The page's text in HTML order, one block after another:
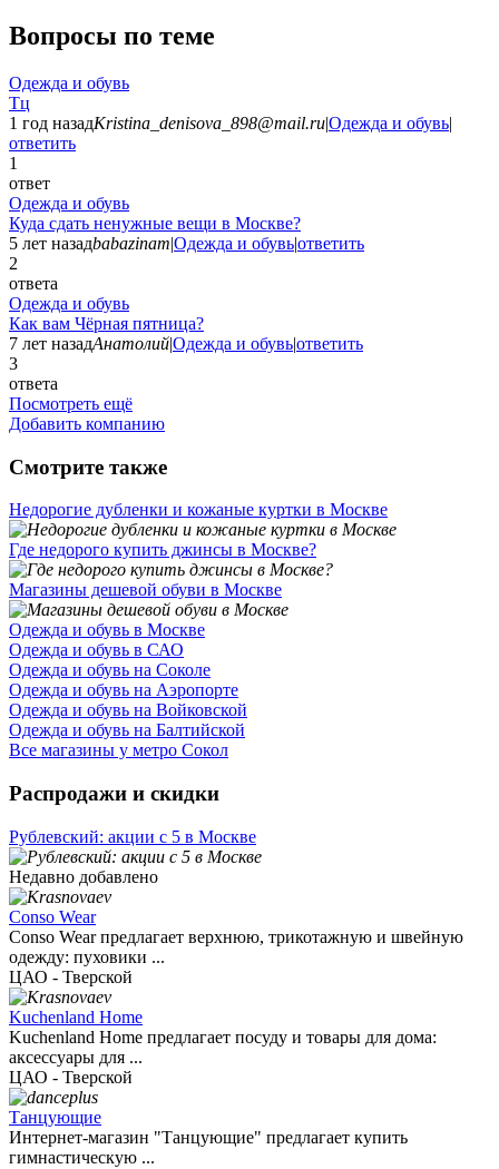
Вопросы по теме
Одежда и обувь
Тц
1 год назадKristina_denisova_898@mail.ru|Одежда и обувь|
ответить
1
ответ
Одежда и обувь
Куда сдать ненужные вещи в Москве?
5 лет назадbabazinam|Одежда и обувь|ответить
2
ответа
Одежда и обувь
Как вам Чёрная пятница?
7 лет назадАнатолий|Одежда и обувь|ответить
3
ответа
Посмотреть ещё
Добавить компанию
Смотрите также
Недорогие дубленки и кожаные куртки в Москве
Где недорого купить джинсы в Москве?
Магазины дешевой обуви в Москве
Одежда и обувь в Москве
Одежда и обувь в САО
Одежда и обувь на Соколе
Одежда и обувь на Аэропорте
Одежда и обувь на Войковской
Одежда и обувь на Балтийской
Все магазины у метро Сокол
Распродажи и скидки
Рублевский: акции с 5 в Москве
Недавно добавлено
Conso Wear
Conso Wear предлагает верхнюю, трикотажную и швейную
одежду: пуховики ...
ЦАО - Тверской
Kuchenland Home
Kuchenland Home предлагает посуду и товары для дома:
аксессуары для ...
ЦАО - Тверской
Танцующие
Интернет-магазин "Танцующие" предлагает купить
гимнастическую ...